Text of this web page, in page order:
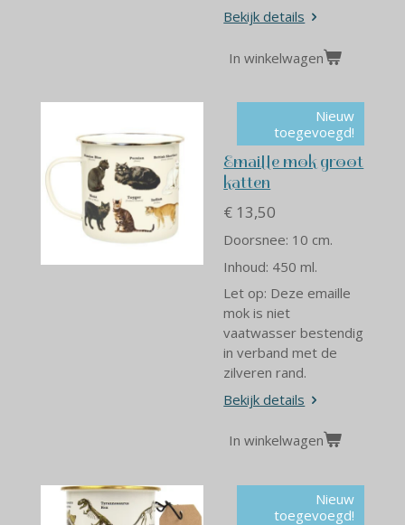
Bekijk details
In winkelwagen
Nieuw
toegevoegd!
Emaille mok groot
katten
€ 13,50
Doorsnee: 10 cm.
Inhoud: 450 ml.
Let op: Deze emaille
mok is niet
vaatwasser bestendig
in verband met de
zilveren rand.
Bekijk details
In winkelwagen
Nieuw
toegevoegd!